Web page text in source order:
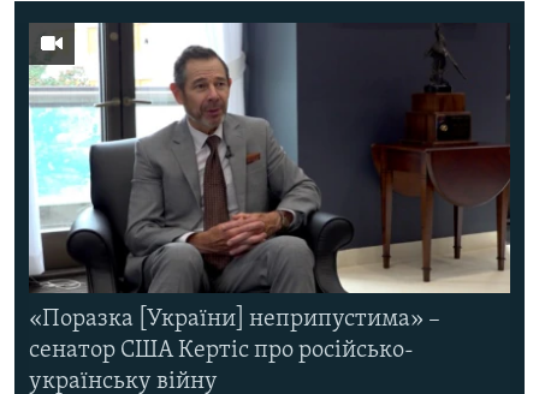
«Поразка [України] неприпустима» –
сенатор США Кертіс про російсько-
українську війну